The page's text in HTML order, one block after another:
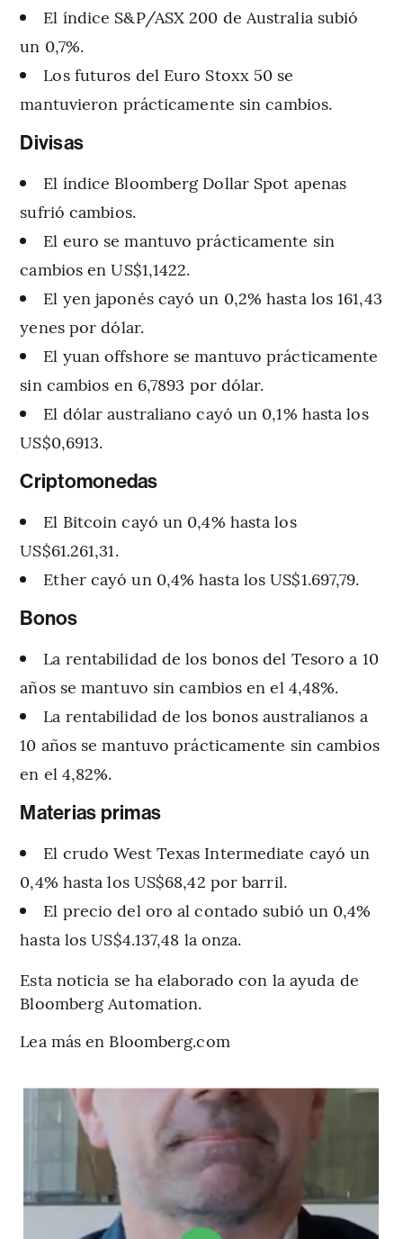
El índice S&P/ASX 200 de Australia subió
un 0,7%.
Los futuros del Euro Stoxx 50 se
mantuvieron prácticamente sin cambios.
Divisas
El índice Bloomberg Dollar Spot apenas
sufrió cambios.
El euro se mantuvo prácticamente sin
cambios en US$1,1422.
El yen japonés cayó un 0,2% hasta los 161,43
yenes por dólar.
El yuan offshore se mantuvo prácticamente
sin cambios en 6,7893 por dólar.
El dólar australiano cayó un 0,1% hasta los
US$0,6913.
Criptomonedas
El Bitcoin cayó un 0,4% hasta los
US$61.261,31.
Ether cayó un 0,4% hasta los US$1.697,79.
Bonos
La rentabilidad de los bonos del Tesoro a 10
años se mantuvo sin cambios en el 4,48%.
La rentabilidad de los bonos australianos a
10 años se mantuvo prácticamente sin cambios
en el 4,82%.
Materias primas
El crudo West Texas Intermediate cayó un
0,4% hasta los US$68,42 por barril.
El precio del oro al contado subió un 0,4%
hasta los US$4.137,48 la onza.
Esta noticia se ha elaborado con la ayuda de
Bloomberg Automation.
Lea más en Bloomberg.com